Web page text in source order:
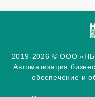
2019-2026 © ООО
Автоматизация
обеспечение и